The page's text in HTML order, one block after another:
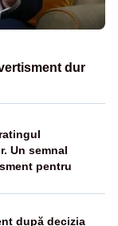
dur
Un semnal
pentru
după decizia